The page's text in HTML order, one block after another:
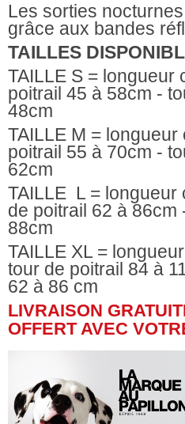
Les sorties
grâce aux bandes
TAILLES
TAILLE S = longueur
poitrail 45 à 58cm -
48cm
TAILLE M =
poitrail 55 à 70cm -
62cm
TAILLE L = longueur
de poitrail 62 à 86cm
88cm
TAILLE XL =
tour de poitrail 84 à
62 à 86 cm
LIVRAISON
OFFERTAVEC